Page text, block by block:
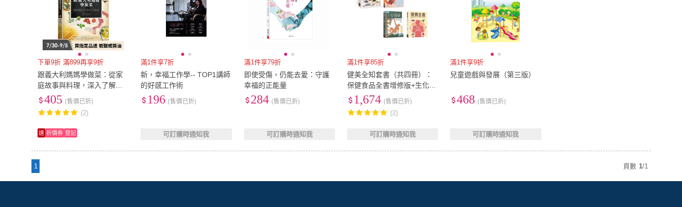
下單9折 滿899再享9折
跟義大利媽媽學做菜：從家
庭故事與料理，深入了解義
大利人文與飲食特色
405 (售價已折)
(2)
速 折價券 登記
滿1件享7折
新，幸福工作學-- TOP1講師
的好感工作術
196 (售價已折)
可訂購時通知我
滿1件享79折
即使受傷，仍能去愛：守護
幸福的正能量
284 (售價已折)
可訂購時通知我
滿1件享85折
健美全知套書（共四冊）：
保健食品全書增修版+生化學
+生理學+營養全書
1,674 (售價已折)
(2)
可訂購時通知我
滿1件享9折
兒童遊戲與發展（第三版）
468 (售價已折)
可訂購時通知我
1 頁數 1/1